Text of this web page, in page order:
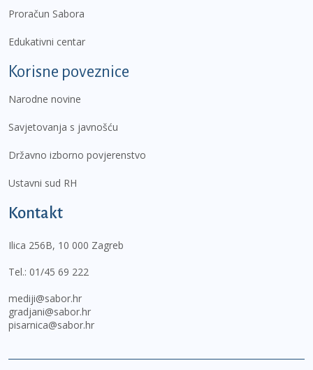
Proračun Sabora
Edukativni centar
Korisne poveznice
Narodne novine
Savjetovanja s javnošću
Državno izborno povjerenstvo
Ustavni sud RH
Kontakt
Ilica 256B, 10 000 Zagreb
Tel.: 01/45 69 222
mediji@sabor.hr
gradjani@sabor.hr
pisarnica@sabor.hr